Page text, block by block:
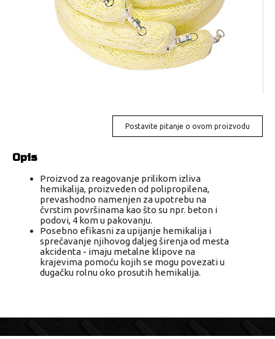
Postavite pitanje o ovom proizvodu
Opis
Proizvod za reagovanje prilikom izliva
hemikalija, proizveden od polipropilena,
prevashodno namenjen za upotrebu na
čvrstim površinama kao što su npr. beton i
podovi, 4 kom u pakovanju.
Posebno efikasni za upijanje hemikalija i
sprečavanje njihovog daljeg širenja od mesta
akcidenta - imaju metalne klipove na
krajevima pomoću kojih se mogu povezati u
dugačku rolnu oko prosutih hemikalija.